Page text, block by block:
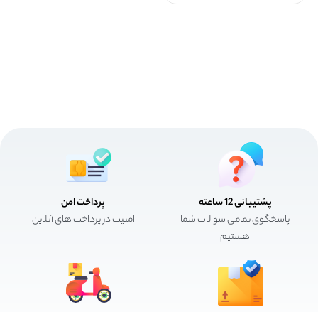
پشتیبانی 12 ساعته
پاسخگوی تمامی سوالات شما
هستیم
پرداخت امن
امنیت در پرداخت های آنلاین